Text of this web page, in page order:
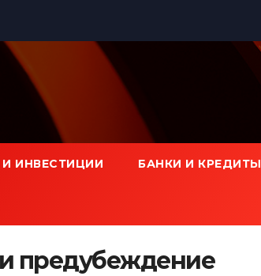
И ИНВЕСТИЦИИ БАНКИ И КРЕДИТЫ
предубеждение